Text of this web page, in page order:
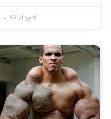
6 مرداد 99